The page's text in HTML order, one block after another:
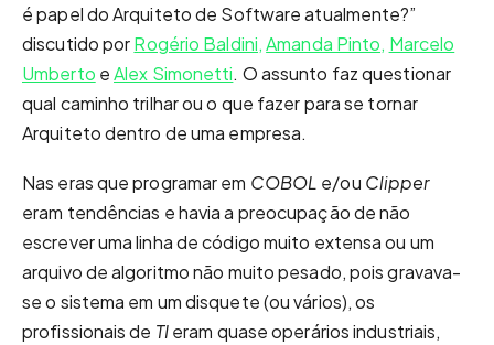
é papel do Arquiteto de Software atualmente?”
discutido porRogério Baldini,Amanda Pinto, Marcelo
Umberto eAlex Simonetti. O assunto faz questionar
qual caminho trilhar ou o que fazer para se tornar
Arquiteto dentro de uma empresa.
Nas eras que programar em COBOL e/ou Clipper
eram tendências e havia a preocupação de não
escrever uma linha de código muito extensa ou um
arquivo de algoritmo não muito pesado, pois gravava-
se o sistema em um disquete (ou vários), os
profissionais de TIeram quase operários industriais,